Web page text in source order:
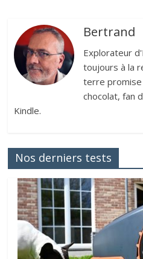
Bertrand
Explorateur
toujours à la
terre promise
chocolat, fan
Kindle.
Nos derniers tests